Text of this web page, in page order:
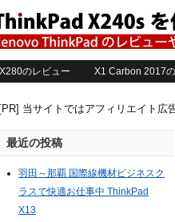
X280のレビュー X1 Carbon 2017
[PR] 当サイトではアフィリエイト広
最近の投稿
羽田～那覇 国際線機材ビジネスク
ラスで快適お仕事中 ThinkPad
X13